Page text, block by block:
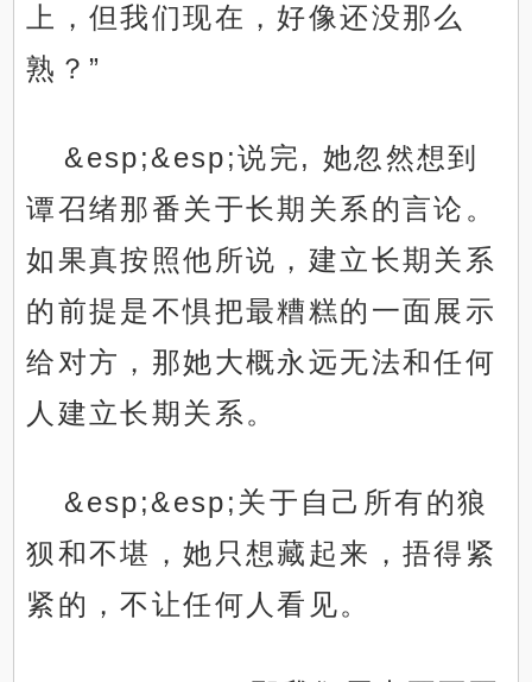
上，但我们现在，好像还没那么
熟？”
&esp;&esp;说完, 她忽然想到
谭召绪那番关于长期关系的言论。
如果真按照他所说，建立长期关系
的前提是不惧把最糟糕的一面展示
给对方，那她大概永远无法和任何
人建立长期关系。
&esp;&esp;关于自己所有的狼
狈和不堪，她只想藏起来，捂得紧
紧的，不让任何人看见。